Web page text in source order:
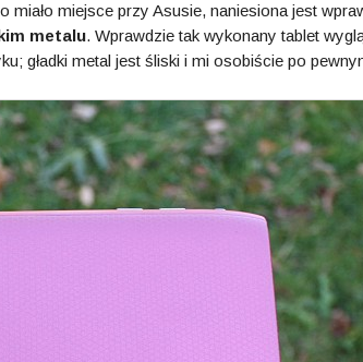
miało miejsce przy Asusie, naniesiona jest
metalu. Wprawdzie tak wykonany tablet
gładki metal jest śliski i mi osobiście po